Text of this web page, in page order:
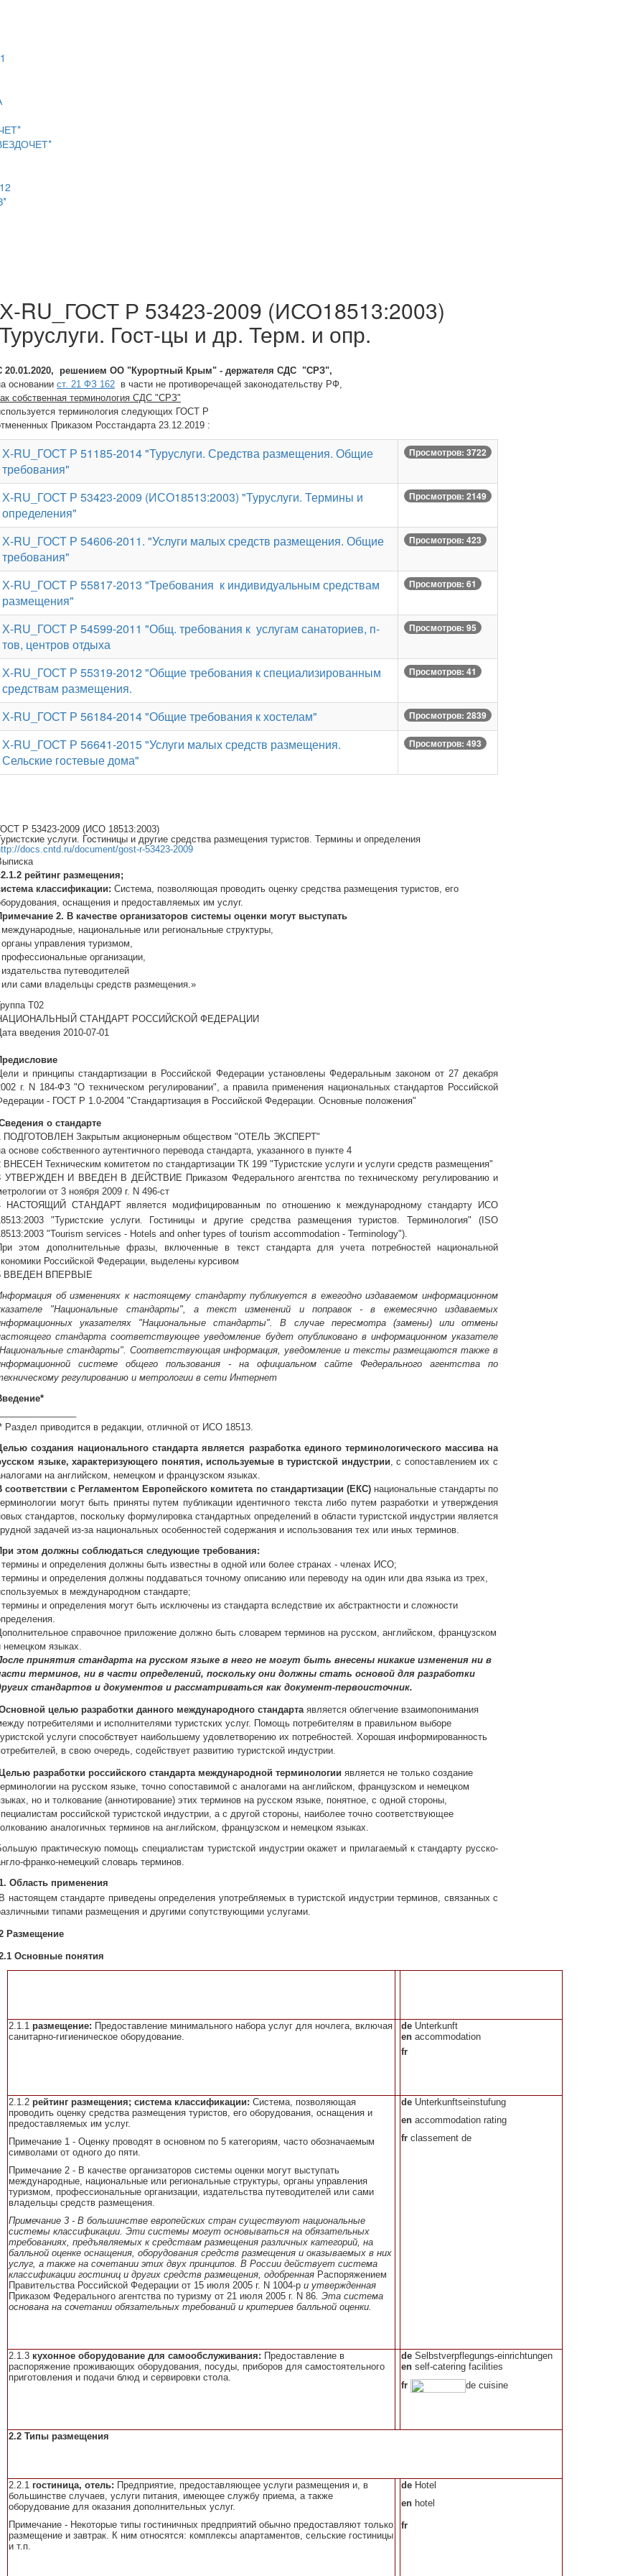
Х-RU_ГОСТ Р 53423-2009 (ИСО18513:2003)
Туруслуги. Гост-цы и др. Терм. и опр.
20.01.2020, решением ОО "Курортный Крым" - держателя СДС "СРЗ",
основании ст. 21 ФЗ 162 в части не противоречащей законодательству РФ,
собственная терминология СДС "СРЗ"
терминология следующих ГОСТ Р
Приказом Росстандарта 23.12.2019 :
Х-RU_ГОСТ Р 51185-2014 "Туруслуги. Средства размещения. Общие
требования"
Просмотров: 3722
Х-RU_ГОСТ Р 53423-2009 (ИСО18513:2003) "Туруслуги. Термины и
определения"
Просмотров: 2149
Х-RU_ГОСТ Р 54606-2011. "Услуги малых средств размещения. Общие
требования"
Просмотров: 423
Х-RU_ГОСТ Р 55817-2013 "Требования к индивидуальным средствам
размещения"
Просмотров: 61
Х-RU_ГОСТ Р 54599-2011 "Общ. требования к услугам санаториев, п-
тов, центров отдыха
Просмотров: 95
Х-RU_ГОСТ Р 55319-2012 "Общие требования к специализированным
средствам размещения.
Просмотров: 41
Х-RU_ГОСТ Р 56184-2014 "Общие требования к хостелам" Просмотров: 2839
Х-RU_ГОСТ Р 56641-2015 "Услуги малых средств размещения.
Сельские гостевые дома"
Просмотров: 493
Р 53423-2009 (ИСО 18513:2003)
услуги. Гостиницы и другие средства размещения туристов. Термины и определения
docs.cntd.ru/document/gost-r-53423-2009
2.1.2 рейтинг размещения;
классификации: Система, позволяющая проводить оценку средства размещения туристов, его
оснащения и предоставляемых им услуг.
2. В качестве организаторов системы оценки могут выступать
международные, национальные или региональные структуры,
управления туризмом,
организации,
путеводителей
сами владельцы средств размещения.»
Т02
СТАНДАРТ РОССИЙСКОЙ ФЕДЕРАЦИИ
введения 2010-07-01
и принципы стандартизации в Российской Федерации установлены Федеральным законом от 27 декабря
г. N 184-ФЗ "О техническом регулировании", а правила применения национальных стандартов Российской
- ГОСТ Р 1.0-2004 "Стандартизация в Российской Федерации. Основные положения"
о стандарте
ПОДГОТОВЛЕН Закрытым акционерным обществом "ОТЕЛЬ ЭКСПЕРТ"
основе собственного аутентичного перевода стандарта, указанного в пункте 4
ВНЕСЕН Техническим комитетом по стандартизации ТК 199 "Туристские услуги и услуги средств размещения"
УТВЕРЖДЕН И ВВЕДЕН В ДЕЙСТВИЕ Приказом Федерального агентства по техническому регулированию и
от 3 ноября 2009 г. N 496-ст
НАСТОЯЩИЙ СТАНДАРТ является модифицированным по отношению к международному стандарту ИСО
"Туристские услуги. Гостиницы
и другие средства размещения туристов.Терминология" (ISO
"Tourism services - Hotels and onher types of tourism accommodation - Terminology").
этом дополнительные фразы, включенные в текст стандарта для учета потребностей национальной
Российской Федерации, выделены курсивом
ВВЕДЕН ВПЕРВЫЕ
об изменениях к настоящему стандарту публикуется в ежегодно издаваемом информационном
"Национальные стандарты", а текст изменений и поправок - в ежемесячно издаваемых
указателях "Национальные стандарты". В случае пересмотра (замены) или отмены
стандарта соответствующее уведомление будет опубликовано в информационном указателе
стандарты". Соответствующая информация, уведомление и тексты размещаются также в
системе общего пользования - на официальном сайте Федерального агентства по
регулированию и метрологии в сети Интернет
Раздел приводится в редакции, отличной от ИСО 18513.
создания национального стандарта является разработка единого терминологического массива на
языке, характеризующего понятия, используемые в туристской индустрии, с сопоставлением их с
на английском, немецком и французском языках.
соответствии с Регламентом Европейского комитета по стандартизации (ЕКС)национальные стандарты по
могут быть приняты путем публикации идентичного текста либо путем разработки и утверждения
стандартов, поскольку формулировка стандартных определений в области туристской индустрии является
задачей из-за национальных особенностей содержания и использования тех или иных терминов.
этом должны соблюдаться следующие требования:
и определения должны быть известны в одной или более странах - членах ИСО;
и определения должны поддаваться точному описанию или переводу на один или два языка из трех,
в международном стандарте;
и определения могут быть исключены из стандарта вследствие их абстрактности и сложности
справочное приложение должно быть словарем терминов на русском, английском, французском
немецком языках.
принятия стандарта на русском языке в него не могут быть внесены никакие изменения ни в
терминов, ни в части определений, поскольку они должны стать основой для разработки
стандартов и документов и рассматриваться как документ-первоисточник.
целью разработки данного международного стандартаявляется облегчение взаимопонимания
потребителями и исполнителями туристских услуг. Помощь потребителям в правильном выборе
услуги способствует наибольшему удовлетворению их потребностей. Хорошая информированность
в свою очередь, содействует развитию туристской индустрии.
разработки российского стандарта международной терминологии является не только создание
на русском языке, точно сопоставимой с аналогами на английском, французском и немецком
но и толкование (аннотирование) этих терминов на русском языке, понятное, с одной стороны,
российской туристской индустрии, а с другой стороны, наиболее точно соответствующее
аналогичных терминов на английском, французском и немецком языках.
практическую помощь специалистам туристской индустрии окажет и прилагаемый к стандарту русско-
франко-немецкий словарь терминов.
Область применения
настоящем стандарте приведены определения употребляемых в туристской индустрии терминов, связанных с
типами размещения и другими сопутствующими услугами.
Размещение
Основные понятия
2.1.1 размещение: Предоставление минимального набора услуг для ночлега, включая
санитарно-гигиеническое оборудование.
deUnterkunft
enaccommodation
fr
2.1.2 рейтинг размещения; система классификации: Система, позволяющая
проводить оценку средства размещения туристов, его оборудования, оснащения и
предоставляемых им услуг.
Примечание 1 - Оценку проводят в основном по 5 категориям, часто обозначаемым
символами от одного до пяти.
Примечание 2 - В качестве организаторов системы оценки могут выступать
международные, национальные или региональные структуры, органы управления
туризмом, профессиональные организации, издательства путеводителей или сами
владельцы средств размещения.
Примечание 3 - В большинстве европейских стран существуют национальные
системы классификации. Эти системы могут основываться на обязательных
требованиях, предъявляемых к средствам размещения различных категорий, на
балльной оценке оснащения, оборудования средств размещения и оказываемых в них
услуг, а также на сочетании этих двух принципов. В России действует система
классификации гостиниц и других средств размещения, одобренная Распоряжением
Правительства Российской Федерации от 15 июля 2005 г. N 1004-ри утвержденная
Приказом Федерального агентства по туризму от 21 июля 2005 г. N 86. Эта система
основана на сочетании обязательных требований и критериев балльной оценки.
deUnterkunftseinstufung
enaccommodation rating
frclassement de
2.1.3 кухонное оборудование для самообслуживания: Предоставление в
распоряжение проживающих оборудования, посуды, приборов для самостоятельного
приготовления и подачи блюд и сервировки стола.
deSelbstverpflegungs-einrichtungen
enself-catering facilities
fr
de cuisine
2.2 Типы размещения
2.2.1 гостиница, отель: Предприятие, предоставляющее услуги размещения и, в
большинстве случаев, услуги питания, имеющее службу приема, а также
оборудование для оказания дополнительных услуг.
Примечание - Некоторые типы гостиничных предприятий обычно предоставляют только
размещение и завтрак. К ним относятся: комплексы апартаментов, сельские гостиницы
и т.п.
deHotel
enhotel
fr